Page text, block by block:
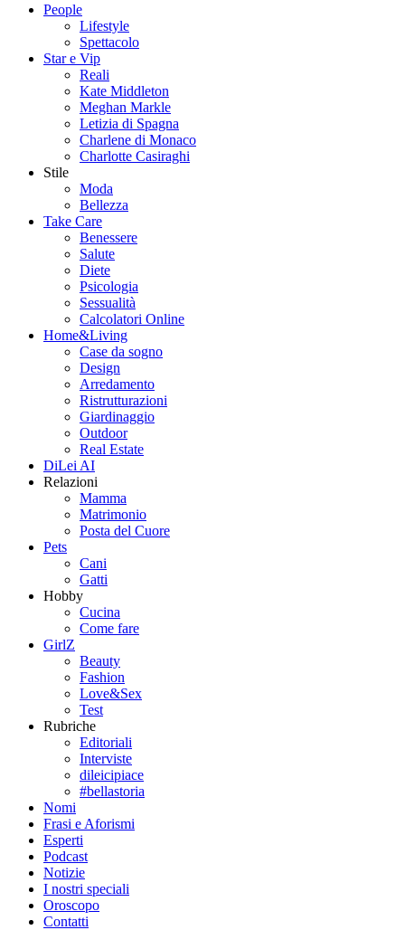
People
Lifestyle
Spettacolo
Star e Vip
Reali
Kate Middleton
Meghan Markle
Letizia di Spagna
Charlene di Monaco
Charlotte Casiraghi
Stile
Moda
Bellezza
Take Care
Benessere
Salute
Diete
Psicologia
Sessualità
Calcolatori Online
Home&Living
Case da sogno
Design
Arredamento
Ristrutturazioni
Giardinaggio
Outdoor
Real Estate
DiLei AI
Relazioni
Mamma
Matrimonio
Posta del Cuore
Pets
Cani
Gatti
Hobby
Cucina
Come fare
GirlZ
Beauty
Fashion
Love&Sex
Test
Rubriche
Editoriali
Interviste
dileicipiace
#bellastoria
Nomi
Frasi e Aforismi
Esperti
Podcast
Notizie
I nostri speciali
Oroscopo
Contatti